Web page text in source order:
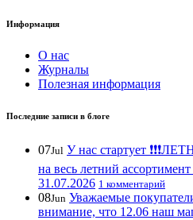
Информация
О нас
Журналы
Полезная информация
Последние записи в блоге
07Jul У нас стартует
на весь летний
31.07.2026 1 комментарий
08Jun Уважаемые
внимание, что 12.06 наш